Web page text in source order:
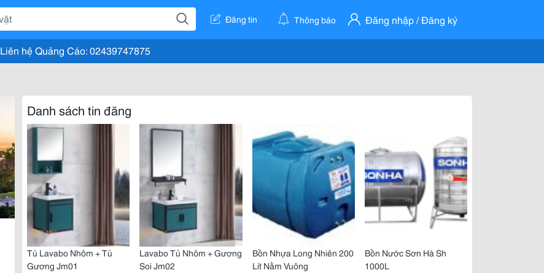
Đăng tin Thông báo Đăng nhập / Đăng ký
Liên hệ Quảng Cáo: 02439747875
Danh sách tin đăng
Tủ Lavabo Nhôm + Tủ
Gương Jm01
Lavabo Tủ Nhôm + Gương
Soi Jm02
Bồn Nhựa Long Nhiên 200
Lít Nằm Vuông
Bồn Nước Sơn Hà Sh
1000L